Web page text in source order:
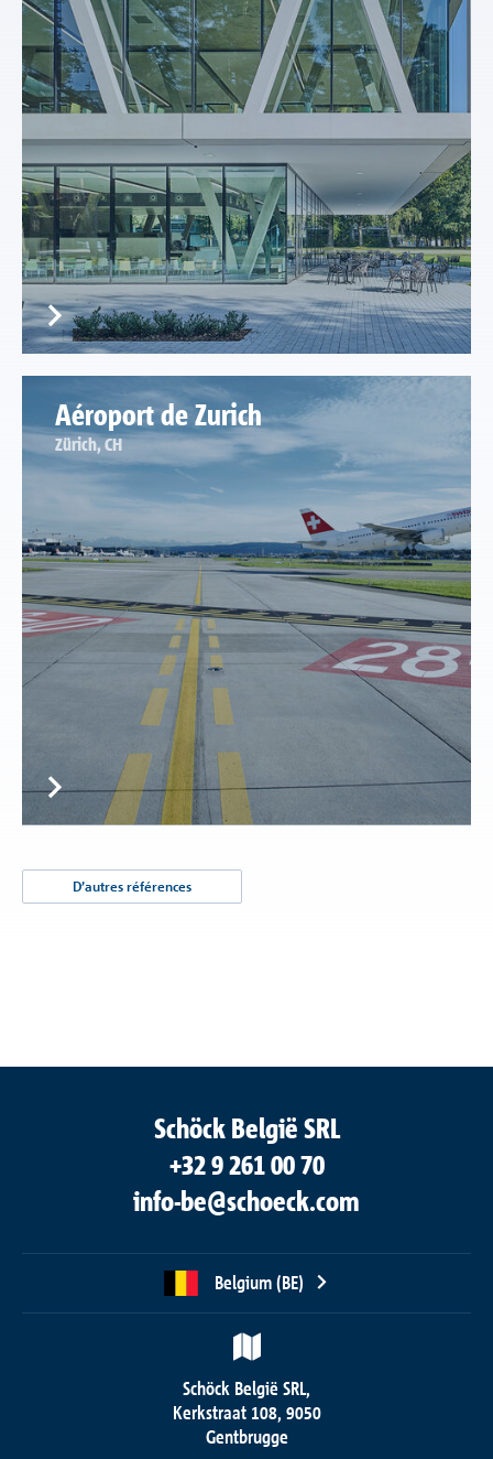
Aéroport de Zurich
Zürich, CH
D’autres références
Schöck België SRL
+32 9 261 00 70
info-be@schoeck.com
Belgium (BE)
Schöck België SRL,
Kerkstraat 108, 9050
Gentbrugge